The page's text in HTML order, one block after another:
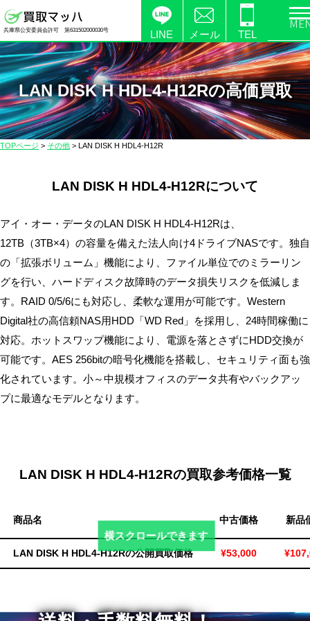
製
品
の
高
価
買
ら
取
マ
ッ
ハ】
料
無
料・
ス
ピ
ー
兵庫県公安委員会許可 第631502000030号 LINE メール TEL
LAN DISK H HDL4-H12Rの高価買取
TOPページ > その他 > LAN DISK H HDL4-H12R
LAN DISK H HDL4-H12Rについて
アイ・オー・データのLAN DISK H HDL4-H12Rは、
12TB（3TB×4）の容量を備えた法人向け4ドライブNASです。独自
の「拡張ボリューム」機能により、ファイル単位でのミラーリン
グを行い、ハードディスク故障時のデータ損失リスクを低減しま
す。RAID 0/5/6にも対応し、柔軟な運用が可能です。Western
Digital社の高信頼NAS用HDD「WD Red」を採用し、24時間稼働に
対応。ホットスワップ機能により、電源を落とさずにHDD交換が
可能です。AES 256bitの暗号化機能を搭載し、セキュリティ面も強
化されています。小～中規模オフィスのデータ共有やバックアッ
プに最適なモデルとなります。
LAN DISK H HDL4-H12Rの買取参考価格一覧
商品名 中古価格 新品
LAN DISK H HDL4-H12Rの公開買取価格 ¥53,000
横スクロールできます